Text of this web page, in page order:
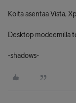
Koita asentaa Vista,
Desktop modeemilla
-shadows-